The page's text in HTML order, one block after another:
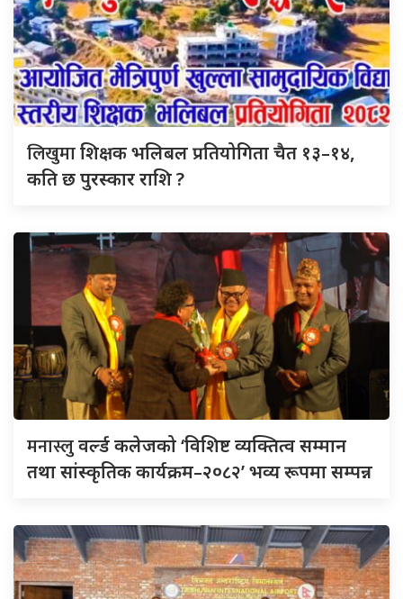
लिखुमाशिक्षक भलिबल प्रतियोगिता चैत १३–१४,
कति छ पुरस्कार राशि ?
मनास्लुवर्ल्ड कलेजको ‘विशिष्ट व्यक्तित्व सम्मान
तथा सांस्कृतिक कार्यक्रम–२०८२’ भव्य रूपमा सम्पन्न